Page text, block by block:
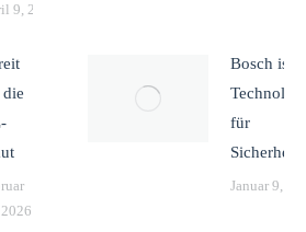
9, 2026
Bosch ist
für
Januar 9,